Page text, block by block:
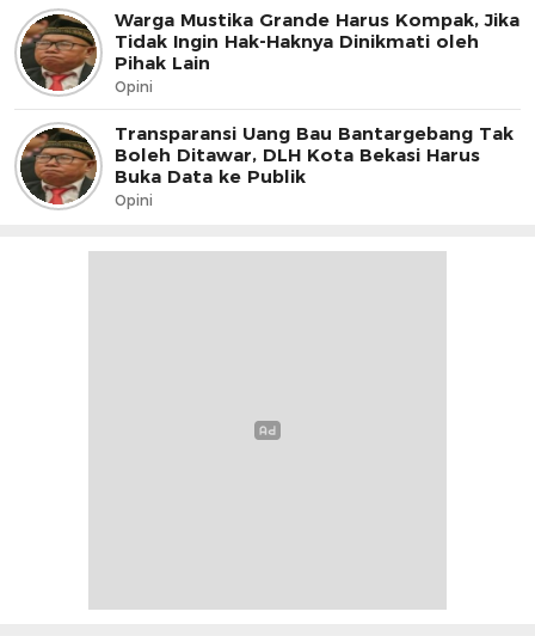
Warga Mustika Grande Harus Kompak, Jika
Tidak Ingin Hak-Haknya Dinikmati oleh
Pihak Lain
Opini
Transparansi Uang Bau Bantargebang Tak
Boleh Ditawar, DLH Kota Bekasi Harus
Buka Data ke Publik
Opini